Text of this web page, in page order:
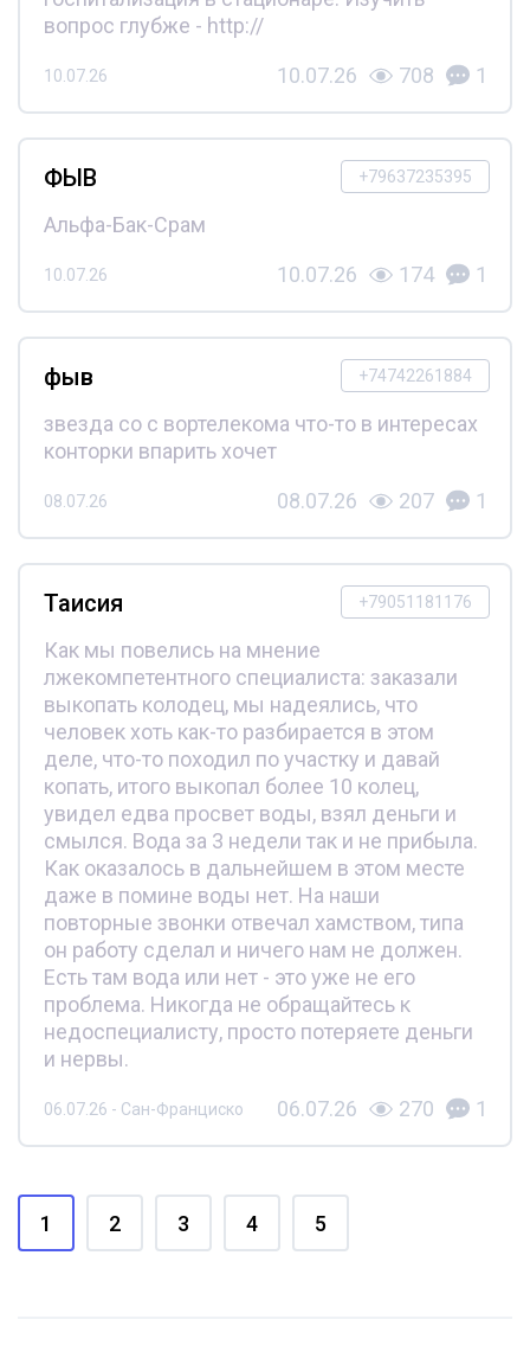
вопрос глубже - http://
10.07.26 10.07.26 708 1
+79637235395
ФЫВ
Альфа-Бак-Срам
10.07.26 10.07.26 174 1
+74742261884
фыв
звезда со с вортелекома что-то в интересах
конторки впарить хочет
08.07.26 08.07.26 207 1
+79051181176
Таисия
Как мы повелись на мнение
лжекомпетентного специалиста: заказали
выкопать колодец, мы надеялись, что
человек хоть как-то разбирается в этом
деле, что-то походил по участку и давай
копать, итого выкопал более 10 колец,
увидел едва просвет воды, взял деньги и
смылся. Вода за 3 недели так и не прибыла.
Как оказалось в дальнейшем в этом месте
даже в помине воды нет. На наши
повторные звонки отвечал хамством, типа
он работу сделал и ничего нам не должен.
Есть там вода или нет - это уже не его
проблема. Никогда не обращайтесь к
недоспециалисту, просто потеряете деньги
и нервы.
06.07.26 - Сан-Франциско 06.07.26 270 1
1 2 3 4 5